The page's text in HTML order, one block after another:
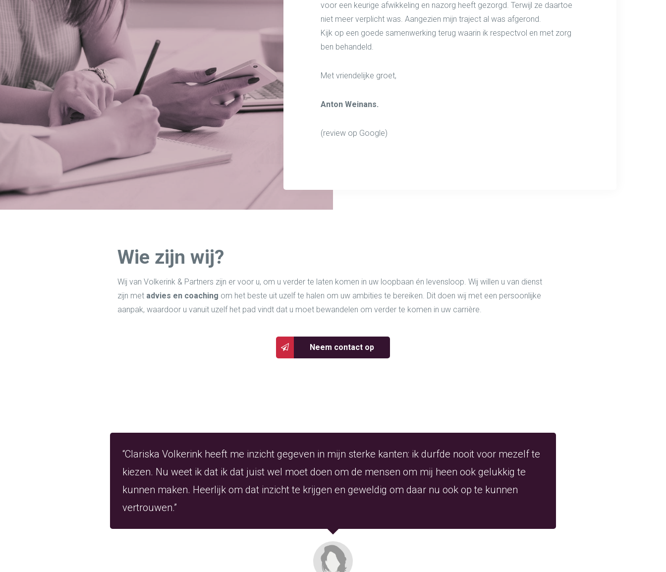
voor een keurige afwikkeling en nazorg heeft gezorgd. Terwijl ze daartoe
niet meer verplicht was. Aangezien mijn traject al was afgerond.
Kijk op een goede samenwerking terug waarin ik respectvol en met zorg
ben behandeld.
Met vriendelijke groet,
Anton Weinans.
(review op Google)
Wie zijn wij?
Wij van Volkerink & Partners zijn er voor u, om u verder te laten komen in uw loopbaan én levensloop. Wij willen u van dienst
zijn met advies en coaching om het beste uit uzelf te halen om uw ambities te bereiken. Dit doen wij met een persoonlijke
aanpak, waardoor u vanuit uzelf het pad vindt dat u moet bewandelen om verder te komen in uw carrière.
Neem contact op
“Clariska Volkerink heeft me inzicht gegeven in mijn sterke kanten: ik durfde nooit voor mezelf te
kiezen. Nu weet ik dat ik dat juist wel moet doen om de mensen om mij heen ook gelukkig te
kunnen maken. Heerlijk om dat inzicht te krijgen en geweldig om daar nu ook op te kunnen
vertrouwen.”